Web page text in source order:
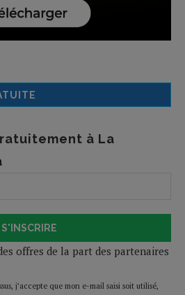
à La
S'INSCRIRE
offres de la part des partenaires
j’accepte que mon e-mail saisi soit utilisé,